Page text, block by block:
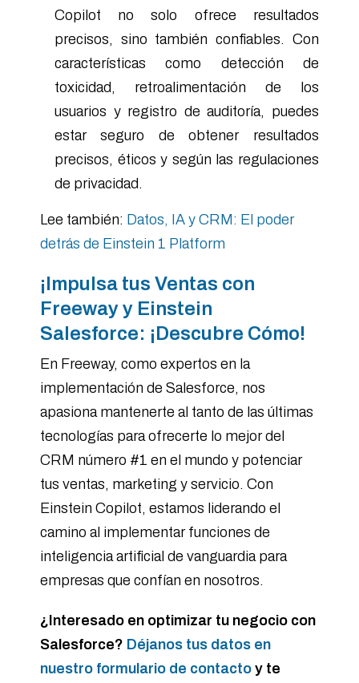
Copilot no solo ofrece resultados
precisos, sino también confiables. Con
características como detección de
toxicidad, retroalimentación de los
usuarios y registro de auditoría, puedes
estar seguro de obtener resultados
precisos, éticos y según las regulaciones
de privacidad.
Lee también: Datos, IA y CRM: El poder
detrás de Einstein 1 Platform
¡Impulsa tus Ventas con
Freeway y Einstein
Salesforce: ¡Descubre Cómo!
En Freeway, como expertos en la
implementación de Salesforce, nos
apasiona mantenerte al tanto de las últimas
tecnologías para ofrecerte lo mejor del
CRM número #1 en el mundo y potenciar
tus ventas, marketing y servicio. Con
Einstein Copilot, estamos liderando el
camino al implementar funciones de
inteligencia artificial de vanguardia para
empresas que confían en nosotros.
¿Interesado en optimizar tu negocio con
Salesforce? Déjanos tus datos en
nuestro formulario de contactoy te